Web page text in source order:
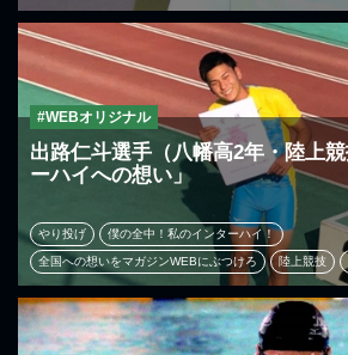
#WEBオリジナル
出路仁斗選手（八幡高2年・陸上
ーハイへの想い」
やり投げ 僕の全中！私のインターハイ！
全国への想いをマガジンWEBにぶつけろ 陸上競技